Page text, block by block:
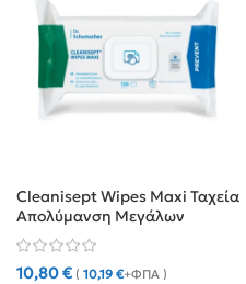
Cleanisept Wipes Maxi Ταχεία
Απολύμανση Μεγάλων
Επιφανειών 20x22cm πακ.
100τεμ
10,80€ ( 10,19 €+ΦΠΑ )